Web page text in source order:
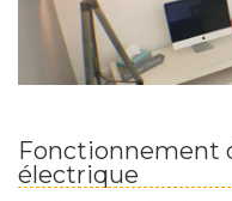
Fonctionnement
électrique